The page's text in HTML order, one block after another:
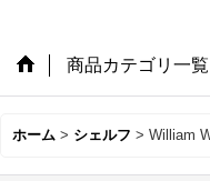
商品カテゴリ一覧
ホーム > シェルフ > William